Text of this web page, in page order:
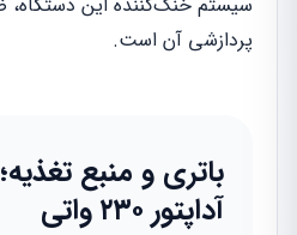
پردازشی آن است.
باتری و منبع
آداپتور ۲۳۰ واتی